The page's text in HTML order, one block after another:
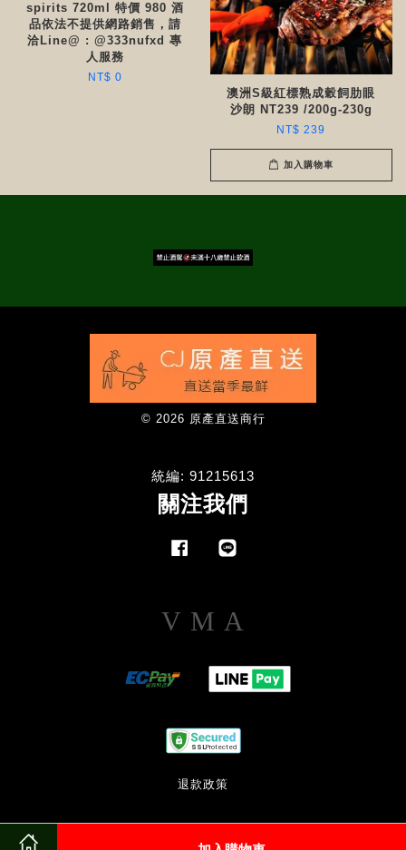
spirits 720ml 特價 980 酒
品依法不提供網路銷售，請
洽Line@ : @333nufxd 專
人服務
NT$ 0
澳洲S級紅標熟成穀飼肋眼
沙朗 NT239 /200g-230g
NT$ 239
加入購物車
© 2026 原產直送商行
統編: 91215613
關注我們
Facebook
Visa Master
退款政策